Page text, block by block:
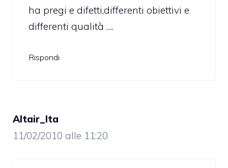
ha pregi e difetti,differenti obiettivi e
differenti qualità ….
Rispondi
Altair_Ita
11/02/2010 alle 11:20